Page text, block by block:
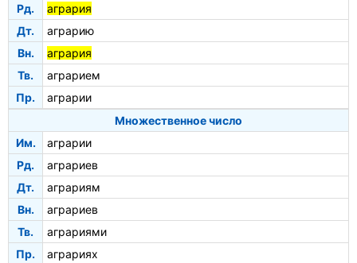
Рд.
агрария
Дт.
аграрию
Вн.
агрария
Тв.
аграрием
Пр.
аграрии
Множественное число
Им.
аграрии
Рд.
аграриев
Дт.
аграриям
Вн.
аграриев
Тв.
аграриями
Пр.
аграриях